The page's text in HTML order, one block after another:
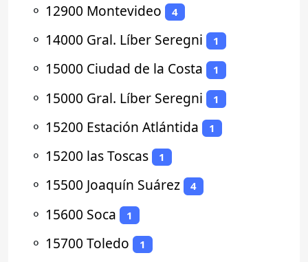
⚬ 12900 Montevideo 4
⚬ 14000 Gral. Líber Seregni 1
⚬ 15000 Ciudad de la Costa 1
⚬ 15000 Gral. Líber Seregni 1
⚬ 15200 Estación Atlántida 1
⚬ 15200 las Toscas 1
⚬ 15500 Joaquín Suárez 4
⚬ 15600 Soca 1
⚬ 15700 Toledo 1